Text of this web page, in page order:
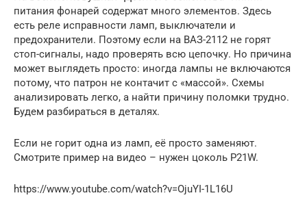
питания фонарей содержат много элементов. Здесь
есть реле исправности ламп, выключатели и
предохранители. Поэтому если на ВАЗ-2112 не горят
стоп-сигналы, надо проверять всю цепочку. Но причина
может выглядеть просто: иногда лампы не включаются
потому, что патрон не контачит с «массой». Схемы
анализировать легко, а найти причину поломки трудно.
Будем разбираться в деталях.
Если не горит одна из ламп, её просто заменяют.
Смотрите пример на видео – нужен цоколь P21W.
https://www.youtube.com/watch?v=OjuYI-1L16U